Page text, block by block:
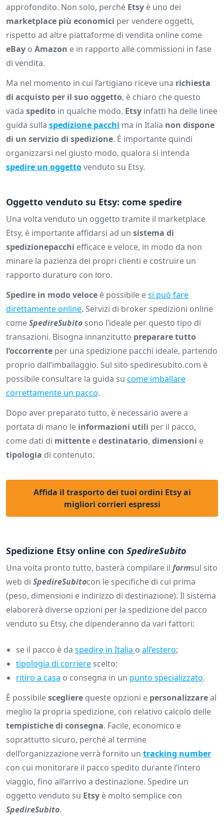
approfondito. Non solo, perché Etsy è uno dei
marketplace più economici per vendere oggetti,
rispetto ad altre piattaforme di vendita online come
eBay o Amazon e in rapporto alle commissioni in fase
di vendita.
Ma nel momento in cui l’artigiano riceve una richiesta
di acquisto per il suo oggetto, è chiaro che questo
vada spedito in qualche modo. Etsy infatti ha delle linee
guida sulla spedizione pacchi ma in Italia non dispone
di un servizio di spedizione. È importante quindi
organizzarsi nel giusto modo, qualora si intenda
spedire un oggettovenduto su Etsy.
Oggetto venduto su Etsy: come spedire
Una volta venduto un oggetto tramite il marketplace
Etsy, è importante affidarsi ad un sistema di
spedizionepacchi efficace e veloce, in modo da non
minare la pazienza dei propri clienti e costruire un
rapporto duraturo con loro.
Spedire in modo veloce è possibile esi può fare
direttamente online. Servizi di broker spedizioni online
comeSpedireSubito sono l’ideale per questo tipo di
transazioni. Bisogna innanzitutto preparare tutto
l’occorrente per una spedizione pacchi ideale, partendo
proprio dall’imballaggio. Sul sito spediresubito.com è
possibile consultare la guida su come imballare
correttamente un pacco.
Dopo aver preparato tutto, è necessario avere a
portata di mano le informazioni utili per il pacco,
come dati di mittente edestinatario, dimensioni e
tipologia di contenuto.
Affida il trasporto dei tuoi ordini Etsy ai
migliori corrieri espressi
Spedizione Etsy online con SpedireSubito
Una volta pronto tutto, basterà compilare il formsul sito
web di SpedireSubitocon le specifiche di cui prima
(peso, dimensioni e indirizzo di destinazione). Il sistema
elaborerà diverse opzioni per la spedizione del pacco
venduto su Etsy, che dipenderanno da vari fattori:
se il pacco è da spedire in Italia o all’estero;
tipologia di corriere scelto;
ritiro a casa o consegna in un punto specializzato.
È possibilescegliere queste opzioni e personalizzareal
meglio la propria spedizione, con relativo calcolo delle
tempistiche di consegna. Facile, economico e
soprattutto sicuro, perché al termine
dell’organizzazione verrà fornito un tracking number
con cui monitorare il pacco spedito durante l’intero
viaggio, fino all’arrivo a destinazione. Spedire un
oggetto venduto su Etsy è molto semplice con
SpedireSubito.